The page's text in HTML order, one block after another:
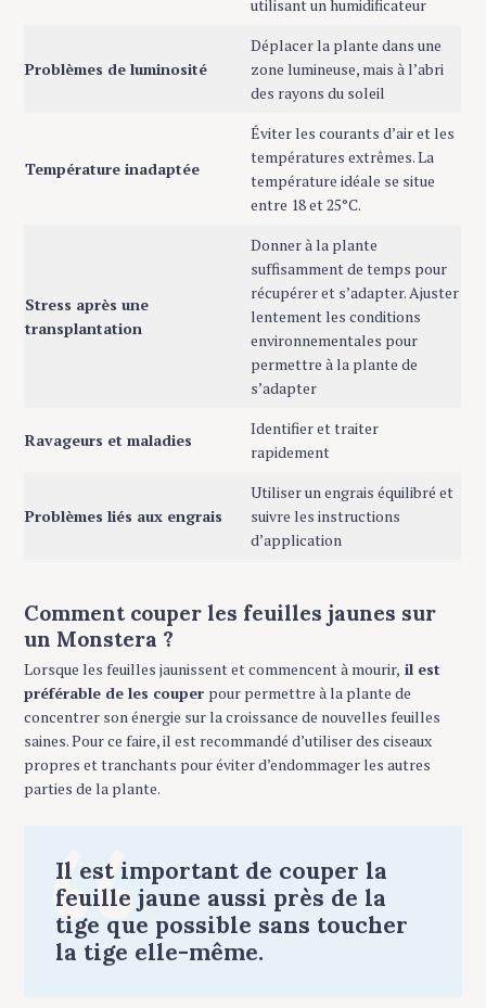
utilisant un humidificateur
Problèmes de luminosité
Déplacer la plante dans une
zone lumineuse, mais à l’abri
des rayons du soleil
Température inadaptée
Éviter les courants d’air et les
températures extrêmes. La
température idéale se situe
entre 18 et 25°C.
Stress après une
transplantation
Donner à la plante
suffisamment de temps pour
récupérer et s’adapter. Ajuster
lentement les conditions
environnementales pour
permettre à la plante de
s’adapter
Ravageurs et maladies
Identifier et traiter
rapidement
Problèmes liés aux engrais
Utiliser un engrais équilibré et
suivre les instructions
d’application
Comment couper les feuilles jaunes sur
un Monstera ?
Lorsque les feuilles jaunissent et commencent à mourir, il est
préférable de les couper pour permettre à la plante de
concentrer son énergie sur la croissance de nouvelles feuilles
saines. Pour ce faire, il est recommandé d’utiliser des ciseaux
propres et tranchants pour éviter d’endommager les autres
parties de la plante.
Il est important de couper la
feuille jaune aussi près de la
tige que possible sans toucher
la tige elle-même.